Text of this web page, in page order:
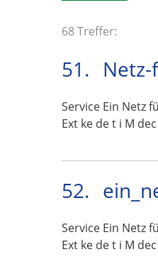
68 Treffer:
51.
Service Ein Netz
Ext ke de t i M
52.
Service Ein Netz
Ext ke de t i M